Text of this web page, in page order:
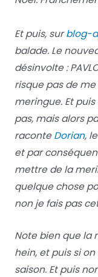
Et puis, surblog-
balade. Le
désinvolte :
risque pas de
meringue. Et
pas, mais alors
raconteDorian,
et par
mettre de la
quelque chose
non je fais pas
Note bien que la
hein, et puis si
saison. Et puis